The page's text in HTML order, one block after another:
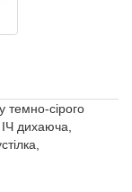
темно-сірого
дихаюча,